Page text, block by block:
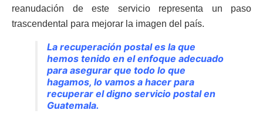
reanudación de este servicio representa un paso
trascendental para mejorar la imagen del país.
La recuperación postal es la que
hemos tenido en el enfoque adecuado
para asegurar que todo lo que
hagamos, lo vamos a hacer para
recuperar el digno servicio postal en
Guatemala.